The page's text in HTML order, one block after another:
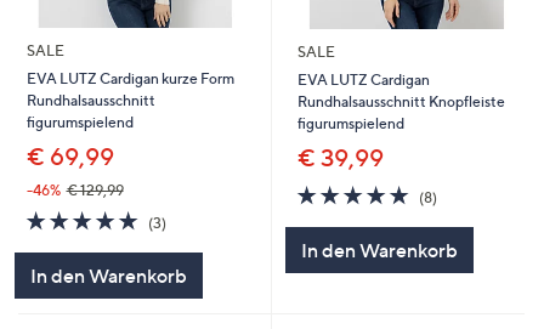
SALE
EVA LUTZ Cardigan kurze Form
Rundhalsausschnitt
figurumspielend
€ 69,99
-46% € 129,99
5.0
von
(3)3
In den Warenkorb
SALE
EVA LUTZ Cardigan
Rundhalsausschnitt Knopfleiste
figurumspielend
€ 39,99
5.0
von
(8)
In den Warenkorb